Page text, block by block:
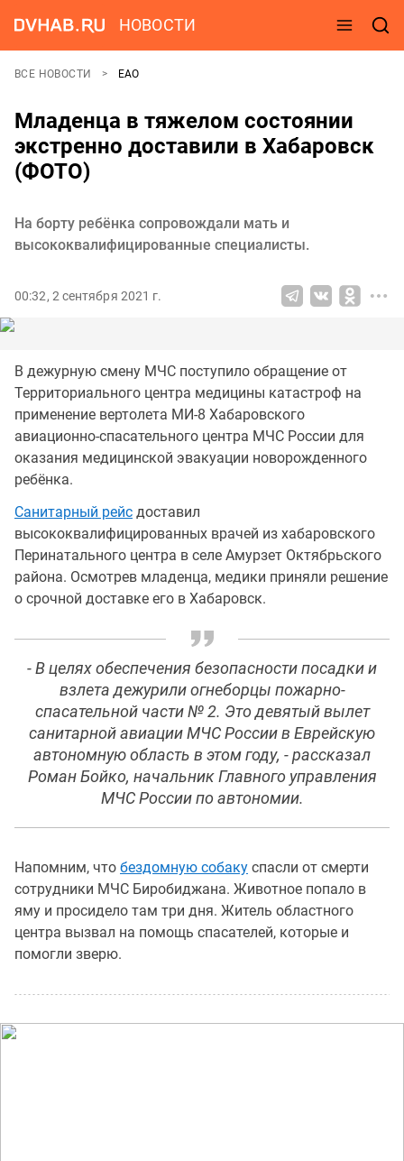
НОВОСТИ
ВСЕ НОВОСТИ ЕАО
Младенца в тяжелом состоянии
экстренно доставили в Хабаровск
(ФОТО)
На борту ребёнка сопровождали мать и
высококвалифицированные специалисты.
00:32, 2 сентября 2021 г.
В дежурную смену МЧС поступило обращение от
Территориального центра медицины катастроф на
применение вертолета МИ-8 Хабаровского
авиационно-спасательного центра МЧС России для
оказания медицинской эвакуации новорожденного
ребёнка.
Санитарный рейс доставил
высококвалифицированных врачей из хабаровского
Перинатального центра в селе Амурзет Октябрьского
района. Осмотрев младенца, медики приняли решение
о срочной доставке его в Хабаровск.
- В целях обеспечения безопасности посадки и
взлета дежурили огнеборцы пожарно-
спасательной части № 2. Это девятый вылет
санитарной авиации МЧС России в Еврейскую
автономную область в этом году, - рассказал
Роман Бойко, начальник Главного управления
МЧС России по автономии.
Напомним, что бездомную собаку спасли от смерти
сотрудники МЧС Биробиджана. Животное попало в
яму и просидело там три дня. Житель областного
центра вызвал на помощь спасателей, которые и
помогли зверю.